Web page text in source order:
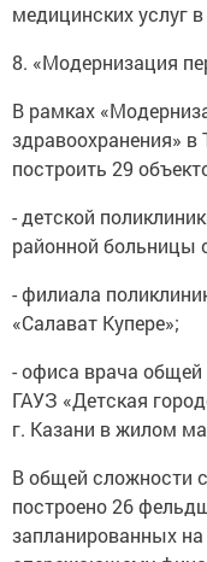
медицинских услуг
8. «Модернизация
В рамках
здравоохранения» в
построить 29
- детской
районной больницы
- филиала
«Салават Купере»;
- офиса врача общей
ГАУЗ «Детская
г. Казани в жилом
В общей сложности
построено 26
запланированных